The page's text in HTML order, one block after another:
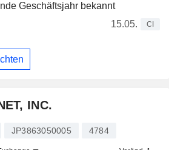
Geschäftsjahr bekannt
15.05.
CI
INC.
JP3863050005 4784